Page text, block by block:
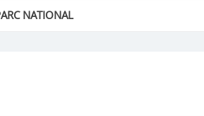
NATIONAL